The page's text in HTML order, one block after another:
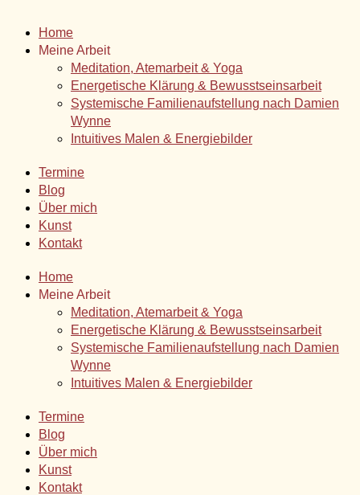
Home
Meine Arbeit
Meditation, Atemarbeit & Yoga
Energetische Klärung & Bewusstseinsarbeit
Systemische Familienaufstellung nach Damien
Wynne
Intuitives Malen & Energiebilder
Termine
Blog
Über mich
Kunst
Kontakt
Home
Meine Arbeit
Meditation, Atemarbeit & Yoga
Energetische Klärung & Bewusstseinsarbeit
Systemische Familienaufstellung nach Damien
Wynne
Intuitives Malen & Energiebilder
Termine
Blog
Über mich
Kunst
Kontakt